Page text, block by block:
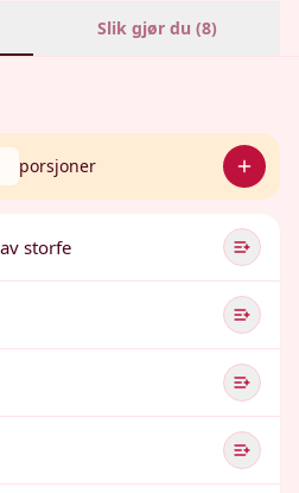
Slik gjør du (8)
porsjoner
storfe